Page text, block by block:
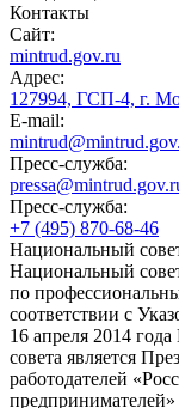
Контакты
Сайт:
mintrud.gov.ru
Адрес:
127994, ГСП-4, г.
E-mail:
Пресс-служба:
Пресс-служба:
+7 (495) 870-68-46
Национальный
Национальный
по
соответствии с
16 апреля 2014
совета является
работодателей